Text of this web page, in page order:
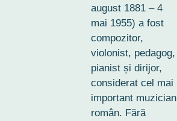
august 1881 – 4
mai 1955) a fost
compozitor,
violonist, pedagog,
pianist și dirijor,
considerat cel mai
important muzician
român. Fără